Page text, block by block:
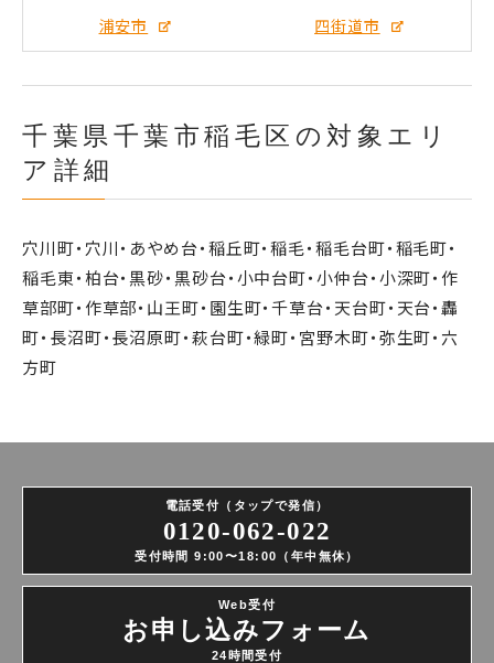
浦安市
四街道市
千葉県千葉市稲毛区の対象エリ
ア詳細
穴川町・穴川・あやめ台・稲丘町・稲毛・稲毛台町・稲毛町・
稲毛東・柏台・黒砂・黒砂台・小中台町・小仲台・小深町・作
草部町・作草部・山王町・園生町・千草台・天台町・天台・轟
町・長沼町・長沼原町・萩台町・緑町・宮野木町・弥生町・六
方町
電話受付（タップで発信）
0120-062-022
受付時間 9:00〜18:00（年中無休）
Web受付
お申し込みフォーム
24時間受付